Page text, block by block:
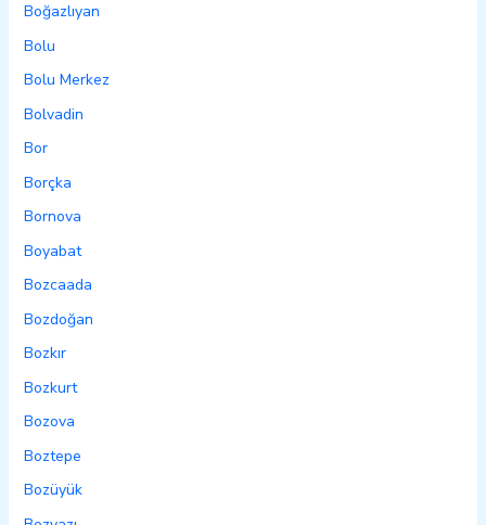
Boğazlıyan
Bolu
Bolu Merkez
Bolvadin
Bor
Borçka
Bornova
Boyabat
Bozcaada
Bozdoğan
Bozkır
Bozkurt
Bozova
Boztepe
Bozüyük